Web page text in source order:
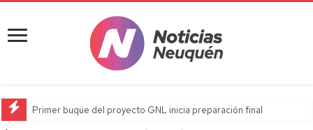
Primer buque del proyecto GNL inicia preparación final